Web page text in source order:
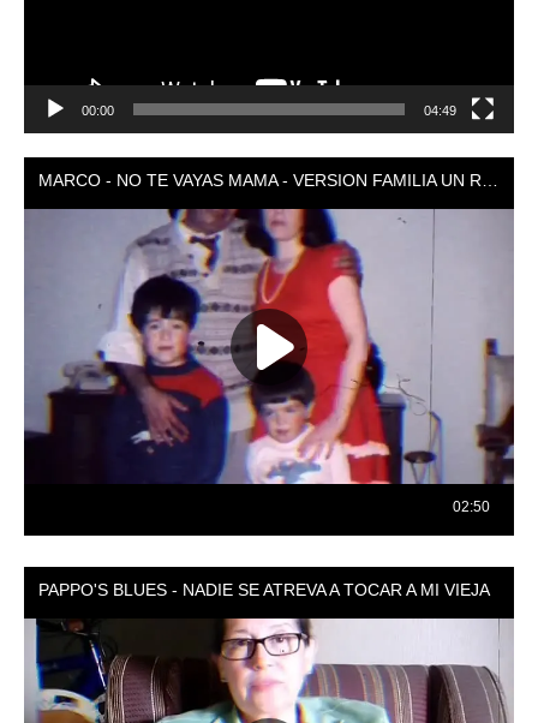
00:00 04:49